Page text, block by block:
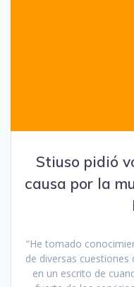
Stiuso pidió
causa por la
“He tomado
de diversas
en un escrito de